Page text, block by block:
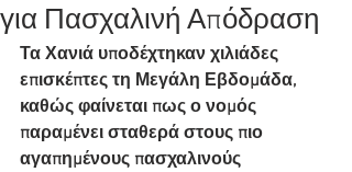
για Πασχαλινή Απόδραση
Τα Χανιά υποδέχτηκαν χιλιάδες
επισκέπτες τη Μεγάλη Εβδομάδα,
καθώς φαίνεται πως ο νομός
παραμένει σταθερά στους πιο
αγαπημένους πασχαλινούς